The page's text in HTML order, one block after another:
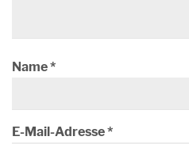
Name*
E-Mail-Adresse*